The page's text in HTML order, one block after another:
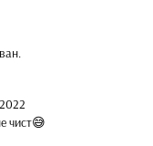
чист😅